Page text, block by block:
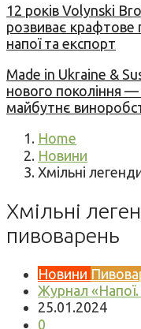
12 років Volynski
розвиває крафтове
напої та експорт
Made in Ukraine &
нового покоління
майбутнє
Home
Новини
Хмільні
Хмільні
пивоварень
Новини
Журнал «Напої.
25.01.2024
0